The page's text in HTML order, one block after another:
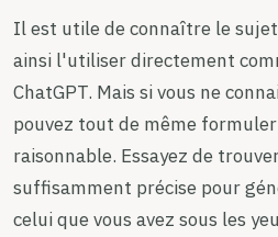
Il est utile de connaître le
ainsi l'utiliser directement
ChatGPT. Mais si vous ne
pouvez tout de même
raisonnable. Essayez de
suffisamment précise pour
celui que vous avez sous les